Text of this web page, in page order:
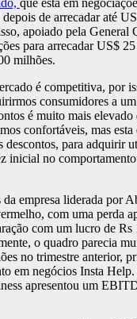
que está em
de arrecadar até
apoiado pela General
para arrecadar US$
milhões.
é competitiva, por
consumidores a
é muito mais elevado
confortáveis, mas
descontos, para adquirir
inicial no
empresa liderada por
com uma perda
com um lucro de Rs
o quadro parecia
no trimestre anterior,
em negócios Insta
apresentou um